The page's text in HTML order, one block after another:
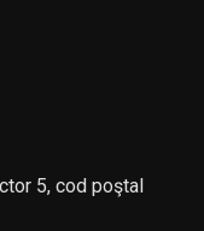
5, cod poştal